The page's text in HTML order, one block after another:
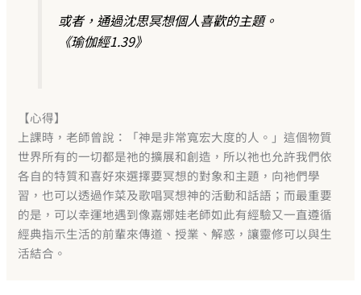
或者，通過沈思冥想個人喜歡的主題。
《瑜伽經1.39》
【心得】
上課時，老師曾說：「神是非常寬宏大度的人。」這個物質
世界所有的一切都是祂的擴展和創造，所以祂也允許我們依
各自的特質和喜好來選擇要冥想的對象和主題，向衪們學
習，也可以透過作菜及歌唱冥想神的活動和話語；而最重要
的是，可以幸運地遇到像嘉娜娃老師如此有經驗又一直遵循
經典指示生活的前輩來傳道、授業、解惑，讓靈修可以與生
活結合。